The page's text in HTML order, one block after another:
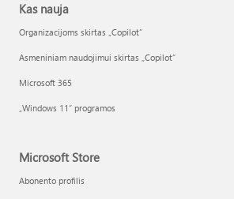
Kas nauja
Organizacijoms skirtas „Copilot“
Asmeniniam naudojimui skirtas „Copilot“
Microsoft 365
„Windows 11“ programos
Microsoft Store
Abonento profilis